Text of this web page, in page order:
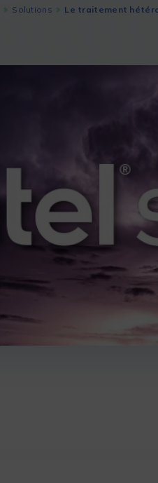
Solutions Le traitement